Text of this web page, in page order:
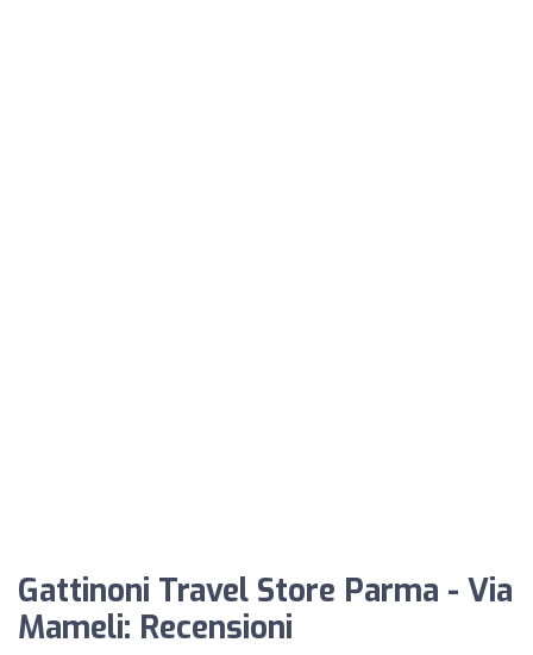
Gattinoni Travel Store Parma - Via
Mameli: Recensioni